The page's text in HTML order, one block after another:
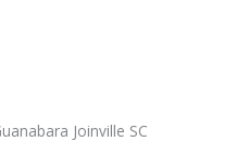
Joinville SC